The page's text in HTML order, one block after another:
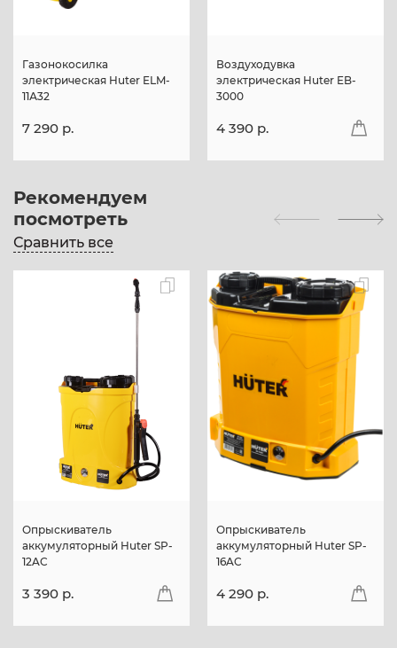
Газонокосилка
электрическая Huter ELM-
11А32
7 290 p.
Воздуходувка
электрическая Huter EB-
3000
4 390 p.
Рекомендуем
посмотреть
Сравнить все
Опрыскиватель
аккумуляторный Huter SP-
12AC
3 390 p.
Опрыскиватель
аккумуляторный Huter SP-
16AC
4 290 p.